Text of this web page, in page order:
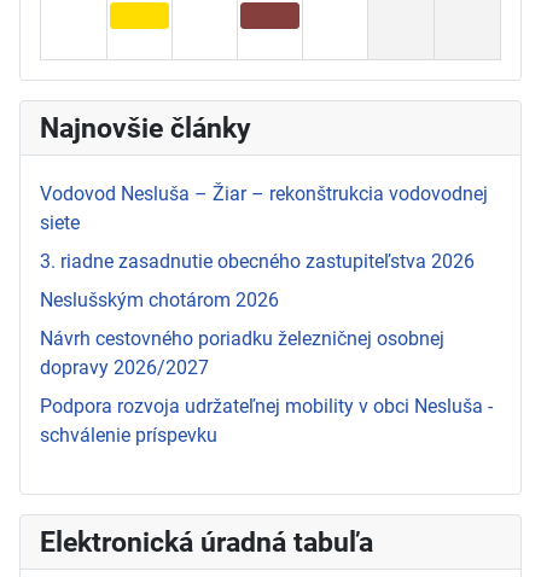
Najnovšie články
Vodovod Nesluša – Žiar – rekonštrukcia vodovodnej
siete
3. riadne zasadnutie obecného zastupiteľstva 2026
Neslušským chotárom 2026
Návrh cestovného poriadku železničnej osobnej
dopravy 2026/2027
Podpora rozvoja udržateľnej mobility v obci Nesluša -
schválenie príspevku
Elektronická úradná tabuľa